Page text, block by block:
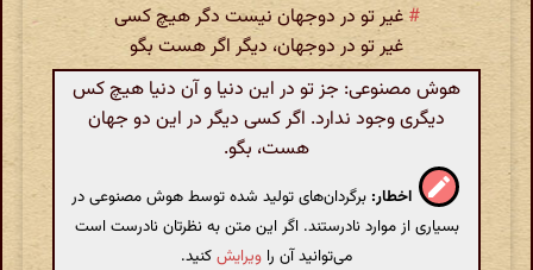
#غیر تو در دوجهان نیست دگر هیچ کسی
غیر تو در دوجهان، دیگر اگر هست بگو
هوش مصنوعی: جز تو در این دنیا و آن دنیا هیچ کس
دیگری وجود ندارد. اگر کسی دیگر در این دو جهان
هست، بگو.
اخطار: برگردان‌های تولید شده توسط هوش مصنوعی در
بسیاری از موارد نادرستند. اگر این متن به نظرتان نادرست است
می‌توانید آن را ویرایشکنید.